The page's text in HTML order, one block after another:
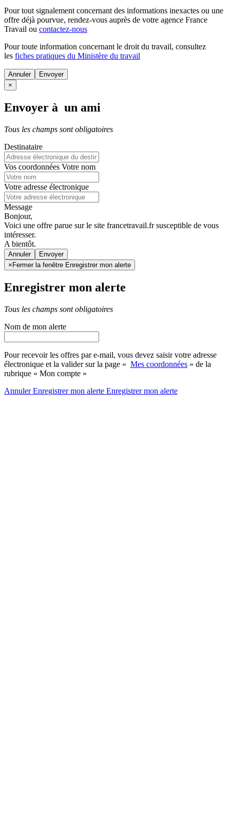
Pour tout signalement concernant des informations inexactes ou une
offre déjà pourvue, rendez-vous auprès de votre agence France
Travail ou contactez-nous
Pour toute information concernant le droit du travail, consultez
les fiches pratiques du Ministère du travail
Annuler
×
Envoyer à un ami
Tous les champs sont obligatoires
Destinataire
Vos coordonnées Votre nom
Votre adresse électronique
Message
Bonjour,
Voici une offre parue sur le site francetravail.fr susceptible de vous
intéresser.
A bientôt.
Annuler
× Fermer la fenêtre Enregistrer mon alerte
Enregistrer mon alerte
Tous les champs sont obligatoires
Nom de mon alerte
Pour recevoir les offres par e-mail, vous devez saisir votre adresse
électronique et la valider sur la page « Mes coordonnées » de la
rubrique « Mon compte »
AnnulerEnregistrer mon alerte Enregistrermon alerte